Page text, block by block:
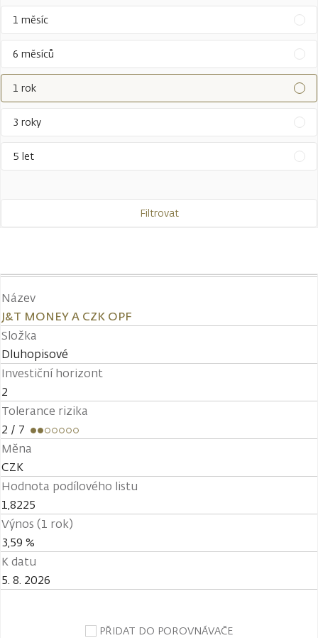
1 měsíc
6 měsíců
1 rok
3 roky
5 let
Filtrovat
Název
J&T MONEY A CZK OPF
Složka
Dluhopisové
Investiční horizont
2
Tolerance rizika
2 / 7
Měna
CZK
Hodnota podílového listu
1,8225
Výnos (1 rok)
3,59 %
K datu
5. 8. 2026
PŘIDAT DO POROVNÁVAČE